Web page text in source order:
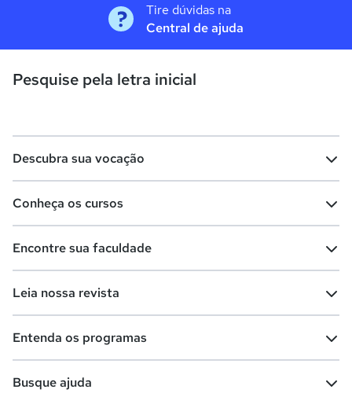
Tire dúvidas na
Central de ajuda
Pesquise pela letra inicial
Descubra sua vocação
Conheça os cursos
Cursos técnicos
Escolas
Encontre sua faculdade
Comunidade Quero
Leia nossa revista
Entenda os programas
Busque ajuda